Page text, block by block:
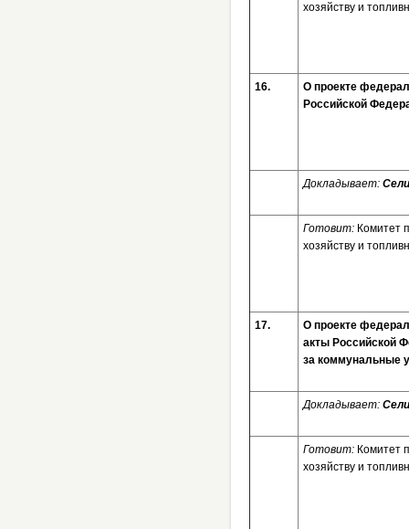
хозяйству и
16.
О проекте
Российской
Докладывает:
Готовит: Комитет
хозяйству и
17.
О проекте
акты Российской
за коммунальные
Докладывает:
Готовит: Комитет
хозяйству и